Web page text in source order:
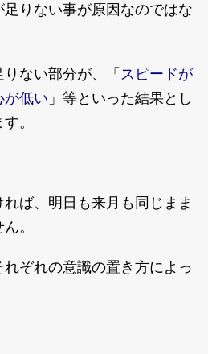
りない事が原因なのではな
ない部分が、「 スピードが
が低い 」等といった結果とし
。
ば、明日も来月も同じまま
。
ぞれの意識の置き方によっ